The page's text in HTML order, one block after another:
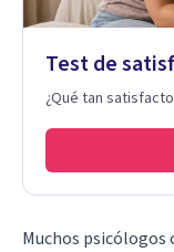
Test de
¿Qué tan
Muchos psicólogos